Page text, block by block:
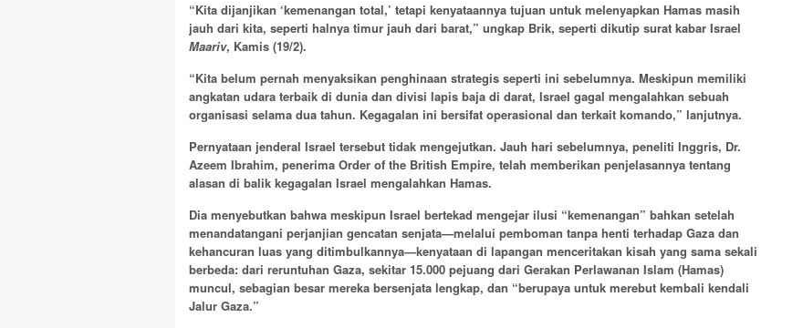
“Kita dijanjikan ‘kemenangan total,’ tetapi kenyataannya tujuan untuk melenyapkan Hamas masih
jauh dari kita, seperti halnya timur jauh dari barat,” ungkap Brik, seperti dikutip surat kabar Israel
Maariv, Kamis (19/2).
“Kita belum pernah menyaksikan penghinaan strategis seperti ini sebelumnya. Meskipun memiliki
angkatan udara terbaik di dunia dan divisi lapis baja di darat, Israel gagal mengalahkan sebuah
organisasi selama dua tahun. Kegagalan ini bersifat operasional dan terkait komando,” lanjutnya.
Pernyataan jenderal Israel tersebut tidak mengejutkan. Jauh hari sebelumnya, peneliti Inggris, Dr.
Azeem Ibrahim, penerima Order of the British Empire, telah memberikan penjelasannya tentang
alasan di balik kegagalan Israel mengalahkan Hamas.
Dia menyebutkan bahwa meskipun Israel bertekad mengejar ilusi “kemenangan” bahkan setelah
menandatangani perjanjian gencatan senjata—melalui pemboman tanpa henti terhadap Gaza dan
kehancuran luas yang ditimbulkannya—kenyataan di lapangan menceritakan kisah yang sama sekali
berbeda: dari reruntuhan Gaza, sekitar 15.000 pejuang dari Gerakan Perlawanan Islam (Hamas)
muncul, sebagian besar mereka bersenjata lengkap, dan “berupaya untuk merebut kembali kendali
Jalur Gaza.”